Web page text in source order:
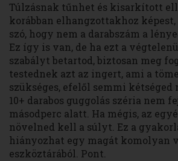
Túlzásnak tűnhet és kisarkított
korábban elhangzottakhoz
szó, hogy nem a darabszám a
Ez így is van, de ha ezt a
szabályt betartod, biztosan meg
testednek azt az ingert, ami a
szükséges, efelől semmi kétséged
10+ darabos guggolás széria nem
másodperc alatt. Ha mégis, az
növelned kell a súlyt. Ez a
hiányozhat egy magát komolyan
eszköztárából. Pont.